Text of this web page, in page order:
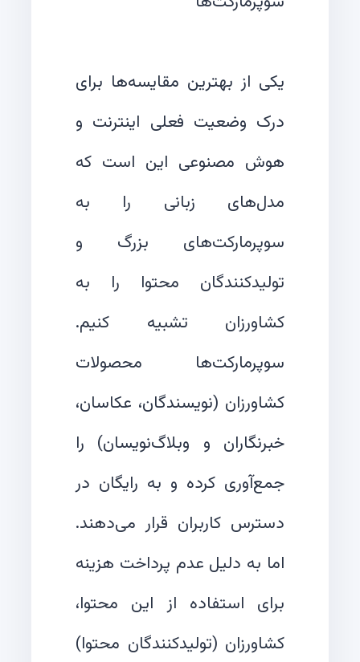
یکی از بهترین مقایسه‌ها برای
درک وضعیت فعلی اینترنت و
هوش مصنوعی این است که
مدل‌های زبانی را به
سوپرمارکت‌های بزرگ و
تولیدکنندگان محتوا را به
کشاورزان تشبیه کنیم.
سوپرمارکت‌ها محصولات
کشاورزان (نویسندگان، عکاسان،
خبرنگاران و وبلاگ‌نویسان) را
جمع‌آوری کرده و به رایگان در
دسترس کاربران قرار می‌دهند.
اما به دلیل عدم پرداخت هزینه
برای استفاده از این محتوا،
کشاورزان (تولیدکنندگان محتوا)